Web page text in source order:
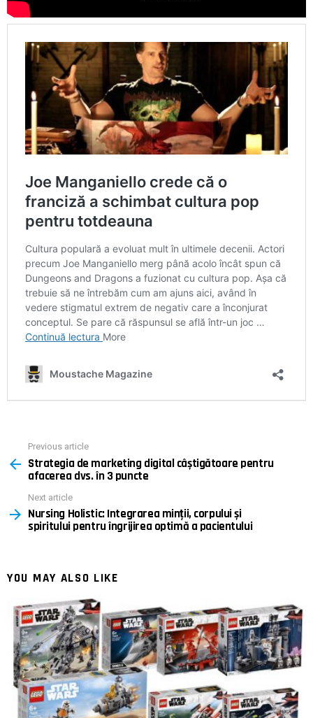
more
Previous article
Strategia de marketing digital câștigătoare pentru
afacerea dvs. în 3 puncte
Next article
Nursing Holistic: Integrarea minții, corpului și
spiritului pentru îngrijirea optimă a pacientului
YOU MAY ALSO LIKE